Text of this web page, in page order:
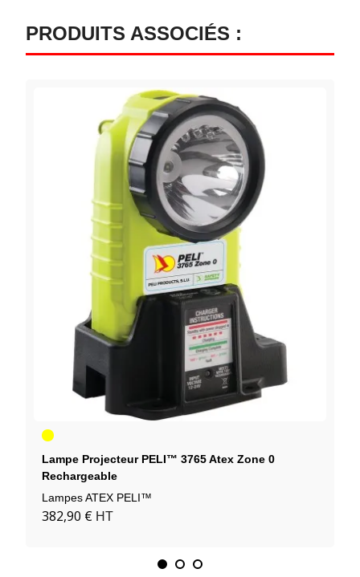
PRODUITS ASSOCIÉS :
Jaune
Lampe Projecteur PELI™ 3765 Atex Zone 0
Rechargeable
Lampes ATEX PELI™
382,90 € HT